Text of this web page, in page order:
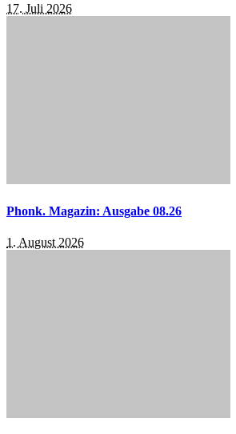
17. Juli 2026
Phonk. Magazin: Ausgabe 08.26
1. August 2026